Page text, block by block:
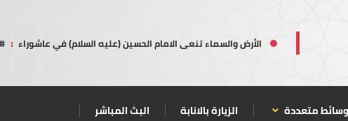
الأرض والسماء تنعى الامام الحسين (عليه السلام) في عاشوراء :
وسائط متعددة الزيارة بالانابة البث المباشر